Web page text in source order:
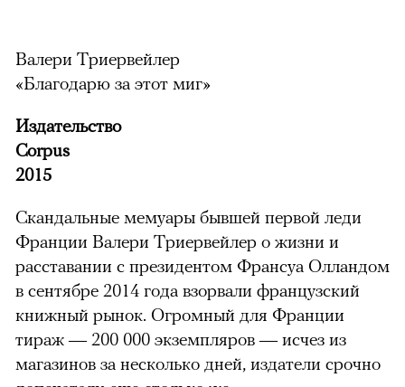
Валери Триервейлер
«Благодарю за этот миг»
Издательство
Corpus
2015
Скандальные мемуары бывшей первой леди
Франции Валери Триервейлер о жизни и
расставании с президентом Франсуа Олландом
в сентябре 2014 года взорвали французский
книжный рынок. Огромный для Франции
тираж — 200 000 экземпляров — исчез из
магазинов за несколько дней, издатели срочно